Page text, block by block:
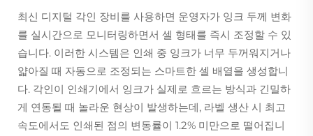
최신 디지털 각인 장비를 사용하면 운영자가 잉크 두께 변화
를 실시간으로 모니터링하면서 셀 형태를 즉시 조정할 수 있
습니다. 이러한 시스템은 인쇄 중 잉크가 너무 두꺼워지거나
얇아질 때 자동으로 조정되는 스마트한 셀 배열을 생성합니
다. 각인이 인쇄기에서 잉크가 실제로 흐르는 방식과 긴밀하
게 연동될 때 놀라운 현상이 발생하는데, 라벨 생산 시 최고
속도에서도 인쇄된 점의 변동률이 1.2% 미만으로 떨어집니